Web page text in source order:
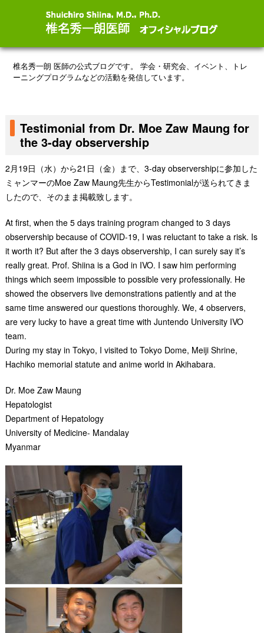
椎名秀一朗 医師の公式ブログです。
学会・研究会、イベント、トレ
ーニングプログラムなどの活動を発信しています。
Testimonial from Dr. Moe Zaw Maung for
the 3-day observership
2月19日（水）から21日（金）まで、3-day observershipに参加した
ミャンマーのMoe Zaw Maung先生からTestimonialが送られてきま
したので、そのまま掲載致します。
At first, when the 5 days training program changed to 3 days
observership because of COVID-19, I was reluctant to take a risk. Is
it worth it? But after the 3 days observership, I can surely say it’s
really great. Prof. Shiina is a God in IVO. I saw him performing
things which seem impossible to possible very professionally. He
showed the observers live demonstrations patiently and at the
same time answered our questions thoroughly. We, 4 observers,
are very lucky to have a great time with Juntendo University IVO
team.
During my stay in Tokyo, I visited to Tokyo Dome, Meiji Shrine,
Hachiko memorial statute and anime world in Akihabara.
Dr. Moe Zaw Maung
Hepatologist
Department of Hepatology
University of Medicine- Mandalay
Myanmar